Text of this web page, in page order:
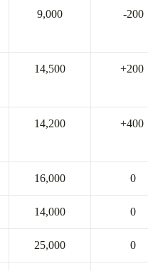
9,000 -200
14,500 +200
14,200 +400
16,000 0
14,000 0
25,000 0